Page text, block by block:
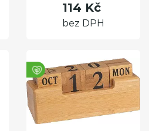
114 Kč
bez DPH